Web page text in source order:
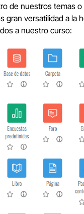
de nuestros temas o
gran versatilidad a la
a nuestro curso: